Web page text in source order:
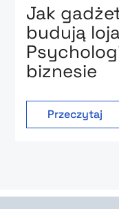
Jak
budują
biznesie
Przeczytaj